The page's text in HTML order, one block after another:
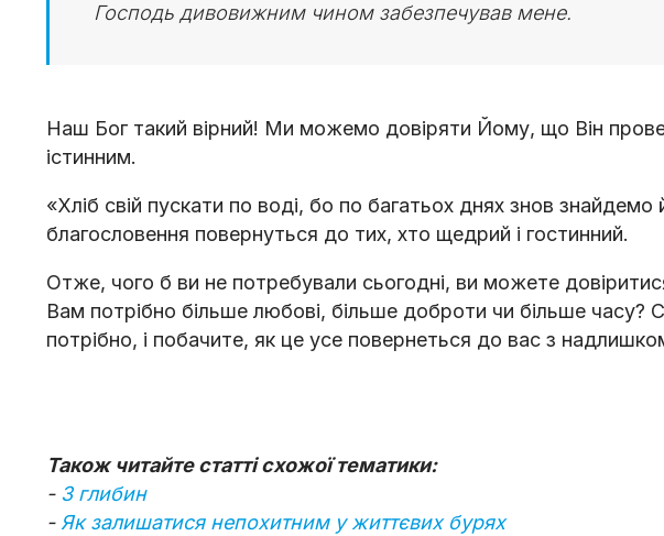
Господь дивовижним чином забезпечував мене.
Наш Бог такий вірний! Ми можемо довіряти Йому, що Він
істинним.
«Хліб свій пускати по воді, бо по багатьох днях знов
благословення повернуться до тих, хто щедрий і гостинний.
Отже, чого б ви не потребували сьогодні, ви можете
Вам потрібно більше любові, більше доброти чи більше часу?
потрібно, і побачите, як це усе повернеться до вас з
Також читайте статті схожої тематики:
- З глибин
-Як залишатися непохитним у життєвих бурях